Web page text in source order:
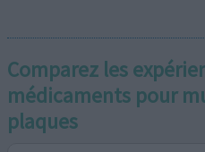
Comparez les
médicaments pour
plaques